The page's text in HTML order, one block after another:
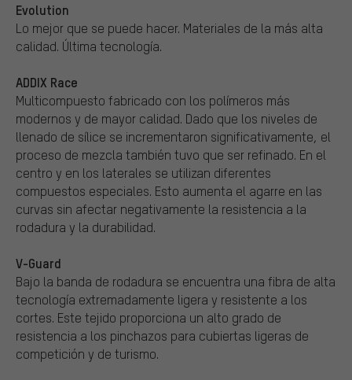
Evolution
Lo mejor que se puede hacer. Materiales de la más alta
calidad. Última tecnología.
ADDIX Race
Multicompuesto fabricado con los polímeros más
modernos y de mayor calidad. Dado que los niveles de
llenado de sílice se incrementaron significativamente, el
proceso de mezcla también tuvo que ser refinado. En el
centro y en los laterales se utilizan diferentes
compuestos especiales. Esto aumenta el agarre en las
curvas sin afectar negativamente la resistencia a la
rodadura y la durabilidad.
V-Guard
Bajo la banda de rodadura se encuentra una fibra de alta
tecnología extremadamente ligera y resistente a los
cortes. Este tejido proporciona un alto grado de
resistencia a los pinchazos para cubiertas ligeras de
competición y de turismo.